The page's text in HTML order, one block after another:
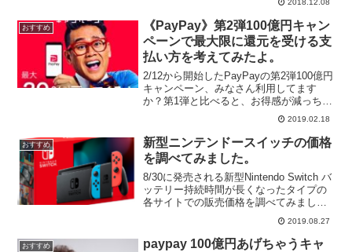
HDディスプレイ) (Newモデル)
16GB8,980円→4,980円(...
2018.12.08
おすすめ
《PayPay》第2弾100億円キャン
ペーンで最大限に還元を受ける支
払い方を考えてみたよ。
2/12から開始したPayPayの第2弾100億円
キャンペーン、みなさん利用してます
か？第1弾と比べると、お得感が減っちゃ
ったけど、普通に考えると十分おトクで
す。ただし、少し条件があるので、今回
のキャンペーンを最大限に利用して還元
を受けられ...
2019.02.18
おすすめ
新型ニンテンドースイッチの価格
を調べてみました。
8/30に発売される新型Nintendo Switch バ
ッテリー持続時間が長くなったタイプの
各サイトでの販売価格を調べてみまし
た。税込みの値段です。Amazon・・・
32,378円+324ポイントビックカメ
ラ.com・・・32,367円+...
2019.08.27
おすすめ
paypay 100億円あげちゃうキャ